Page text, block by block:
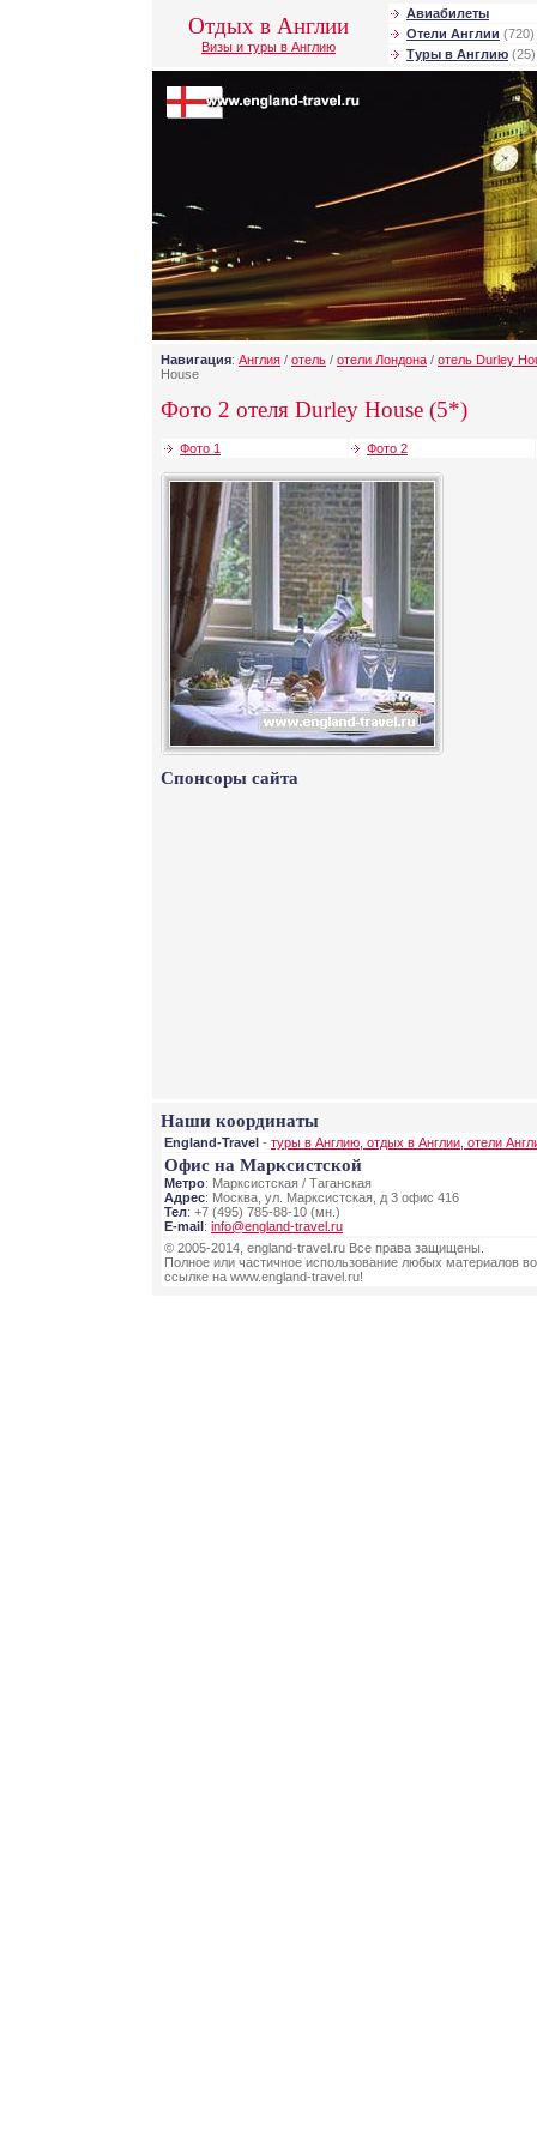
Отдых в Англии
Визы и туры в Англию
Авиабилеты
Отели Англии (720)
Туры в Англию (25)
Навигация: Англия / отель / отели Лондона / отель Durley
House
Фото 2 отеля Durley House (5*)
Фото 1 Фото 2
Спонсоры сайта
Наши координаты
England-Travel - туры в Англию, отдых в Англии, отели
Офис на Марксистской
Метро: Марксистская / Таганская
Адрес: Москва, ул. Марксистская, д 3 офис 416
Тел: +7 (495) 785-88-10 (мн.)
E-mail: info@england-travel.ru
© 2005-2014, england-travel.ru Все права защищены.
Полное или частичное использование любых материалов
ссылке на www.england-travel.ru!